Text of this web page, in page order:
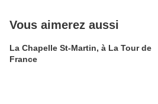
Vous aimerez aussi
La Chapelle St-Martin, à La Tour de
France